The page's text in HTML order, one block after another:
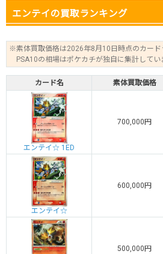
エンテイの買取ランキング
※素体買取価格は2026年8月10日時点のカード
PSA10の相場はポケカチが独自に集計してい
カード名 素体買取価格
エンテイ☆ 1ED
700,000円
エンテイ☆
600,000円
500,000円